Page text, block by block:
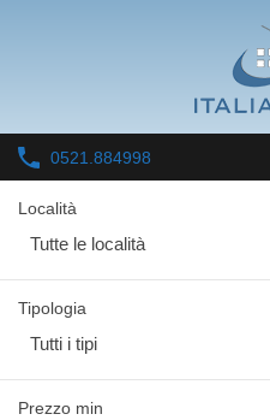
0521.884998
Località
Tutte le località
Tipologia
Tutti i tipi
Prezzo min